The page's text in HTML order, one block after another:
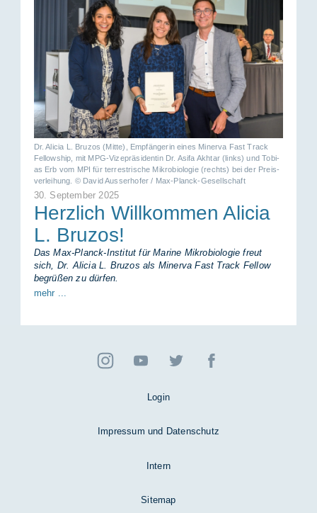
Dr. Ali­cia L. Bru­zos (Mit­te), Emp­fän­ge­rin ei­nes Mi­ner­va Fast Track
Fel­lowship, mit MPG-Vi­ze­prä­si­den­tin Dr. Asi­fa Akhtar (links) und To­bi­
as Erb vom MPI für ter­res­tri­sche Mi­kro­bio­lo­gie (rechts) bei der Preis­
ver­lei­hung. © Da­vid Aus­ser­ho­fer / Max-Planck-Ge­sell­schaft
30. Sep­tem­ber 2025
Herz­lich Will­kom­men Ali­cia
L. Bru­zos!
Das Max-Planck-Institut für Marine Mikrobiologie freut
sich, Dr. Alicia L. Bruzos als Minerva Fast Track Fellow
begrüßen zu dürfen.
mehr ...
Login
Impressum und Datenschutz
Intern
Sitemap